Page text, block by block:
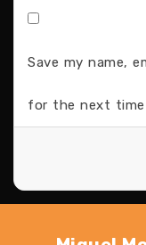
Save my name,
for the next time